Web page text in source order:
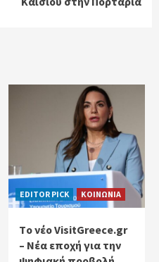
EDITOR PICK ΚΟΙΝΩΝΙΑ
Tο νέο VisitGreece.gr
– Νέα εποχή για την